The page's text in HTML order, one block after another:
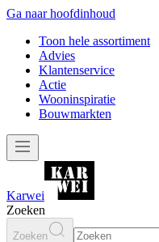
Ga naar hoofdinhoud
Toon hele assortiment
Advies
Klantenservice
Actie
Wooninspiratie
Bouwmarkten
Karwei
Zoeken
Zoeken